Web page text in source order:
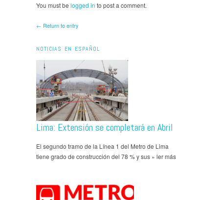
You must be logged in to post a comment.
← Return to entry
NOTICIAS EN ESPAÑOL
Lima: Extensión se completará en Abril
El segundo tramo de la Línea 1 del Metro de Lima
tiene grado de construcción del 78 % y sus » ler más